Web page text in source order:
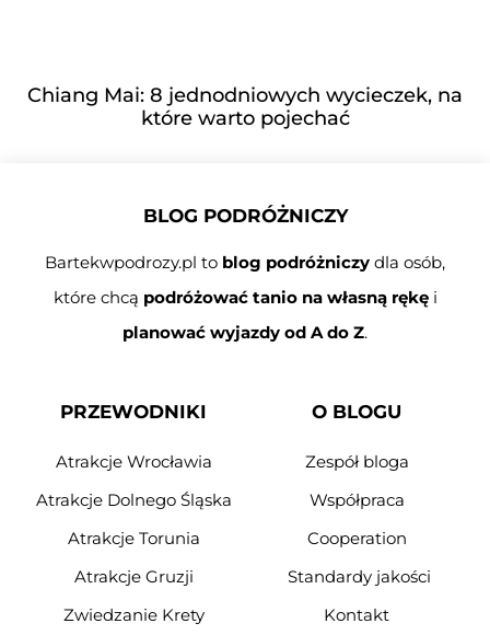
Chiang Mai: 8 jednodniowych wycieczek, na
które warto pojechać
BLOG PODRÓŻNICZY
Bartekwpodrozy.pl to blog podróżniczy dla osób,
które chcą podróżować tanio na własną rękęi
planować wyjazdy od A do Z.
PRZEWODNIKI
Atrakcje Wrocławia
Atrakcje Dolnego Śląska
Atrakcje Torunia
Atrakcje Gruzji
Zwiedzanie Krety
O BLOGU
Zespół bloga
Współpraca
Cooperation
Standardy jakości
Kontakt